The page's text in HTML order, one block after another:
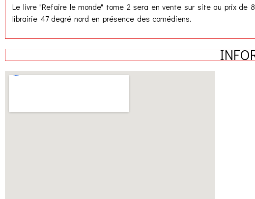
Le livre "Refaire le monde" tome 2 sera en vente sur site au prix
librairie 47 degré nord en présence des comédiens.